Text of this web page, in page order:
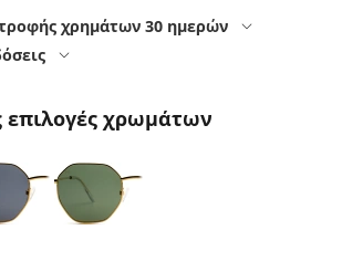
χρημάτων 30 ημερών
επιλογές χρωμάτων